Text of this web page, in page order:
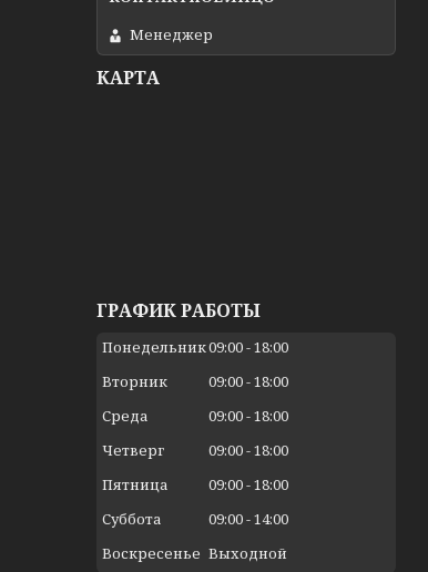
Менеджер
КАРТА
ГРАФИК РАБОТЫ
Понедельник09:00 18:00
Вторник
09:00 18:00
Среда
09:00 18:00
Четверг
09:00 18:00
Пятница
09:00 18:00
Суббота
09:00 14:00
Воскресенье Выходной